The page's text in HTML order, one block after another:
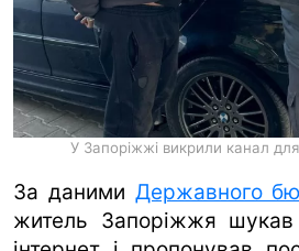
У Запоріжжі викрили канал
За даними Державного
житель Запоріжжя шукав